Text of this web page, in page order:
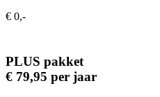
€ 0,-
PLUS pakket
€ 79,95 per jaar